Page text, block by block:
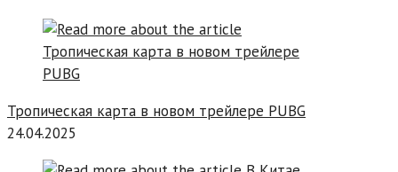
Тропическая карта в новом трейлере PUBG
24.04.2025